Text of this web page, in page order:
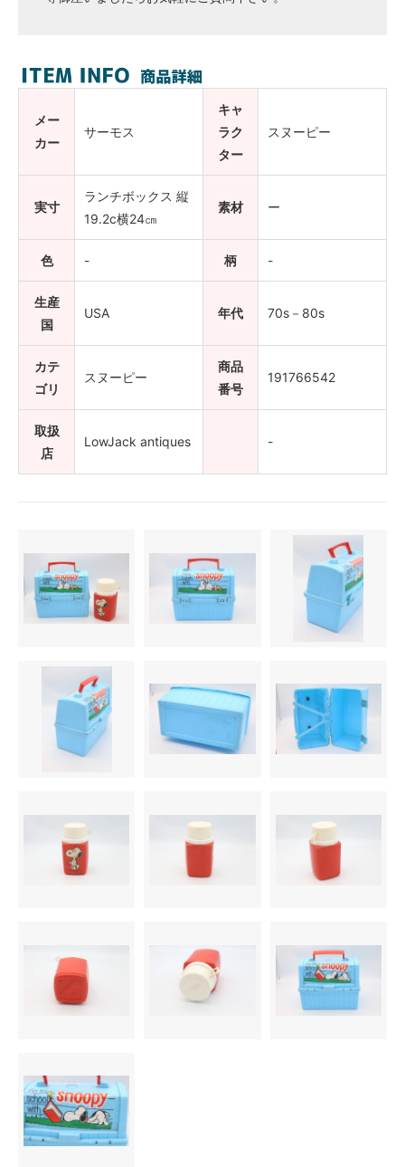
メー
カー
サーモス
キャ
ラク
ター
スヌーピー
実寸
ランチボックス 縦
19.2c横24㎝
素材 ー
色 - 柄 -
生産
国
USA 年代 70s－80s
カテ
ゴリ
スヌーピー
商品
番号
191766542
取扱
店
LowJack antiques -